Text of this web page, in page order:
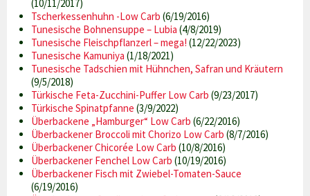
(10/11/2017)
Tscherkessenhuhn -Low Carb (6/19/2016)
Tunesische Bohnensuppe – Lubia (4/8/2019)
Tunesische Fleischpflanzerl – mega! (12/22/2023)
Tunesische Kamuniya (1/18/2021)
Tunesische Tadschien mit Hühnchen, Safran und Kräutern
(9/5/2018)
Türkische Feta-Zucchini-Puffer Low Carb (9/23/2017)
Türkische Spinatpfanne (3/9/2022)
Überbackene „Hamburger“ Low Carb (6/22/2016)
Überbackener Broccoli mit Chorizo Low Carb (8/7/2016)
Überbackener Chicorée Low Carb (10/8/2016)
Überbackener Fenchel Low Carb (10/19/2016)
Überbackener Fisch mit Zwiebel-Tomaten-Sauce
(6/19/2016)